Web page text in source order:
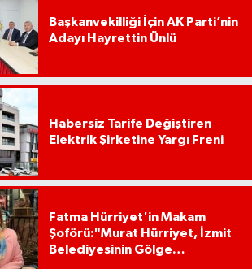
Başkanvekilliği İçin AK Parti’nin
Adayı Hayrettin Ünlü
Habersiz Tarife Değiştiren
Elektrik Şirketine Yargı Freni
Fatma Hürriyet'in Makam
Şoförü:"Murat Hürriyet, İzmit
Belediyesinin Gölge